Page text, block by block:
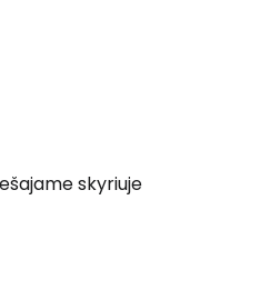
skyriuje